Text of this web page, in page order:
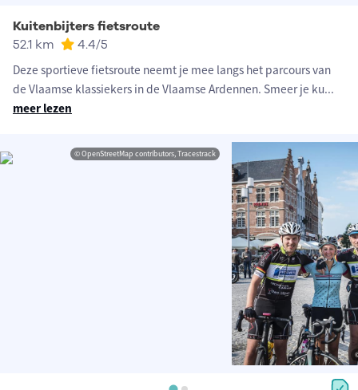
Kuitenbijters fietsroute
52.1 km 4.4/5
Deze sportieve fietsroute neemt je mee langs het parcours van
de Vlaamse klassiekers in de Vlaamse Ardennen. Smeer je ku...
meer lezen
© OpenStreetMap contributors, Tracestrack